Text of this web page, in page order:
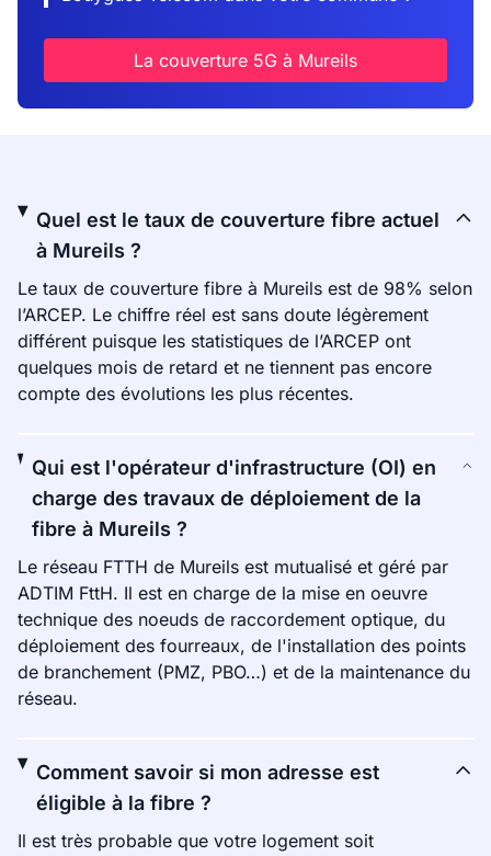
La couverture 5G à Mureils
Quel est le taux de couverture fibre actuel
à Mureils ?
Le taux de couverture fibre à Mureils est de 98% selon
l’ARCEP. Le chiffre réel est sans doute légèrement
différent puisque les statistiques de l’ARCEP ont
quelques mois de retard et ne tiennent pas encore
compte des évolutions les plus récentes.
Qui est l'opérateur d'infrastructure (OI) en
charge des travaux de déploiement de la
fibre à Mureils ?
Le réseau FTTH de Mureils est mutualisé et géré par
ADTIM FttH. Il est en charge de la mise en oeuvre
technique des noeuds de raccordement optique, du
déploiement des fourreaux, de l'installation des points
de branchement (PMZ, PBO…) et de la maintenance du
réseau.
Comment savoir si mon adresse est
éligible à la fibre ?
Il est très probable que votre logement soit